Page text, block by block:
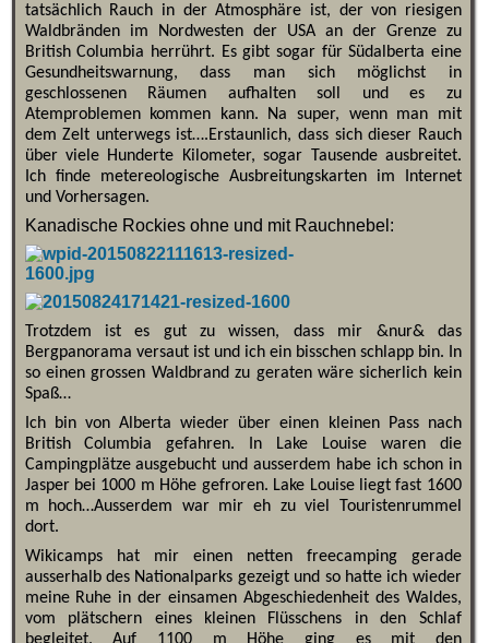
tatsächlich Rauch in der Atmosphäre ist, der von riesigen
Waldbränden im Nordwesten der USA an der Grenze zu
British Columbia herrührt. Es gibt sogar für Südalberta eine
Gesundheitswarnung, dass man sich möglichst in
geschlossenen Räumen aufhalten soll und es zu
Atemproblemen kommen kann. Na super, wenn man mit
dem Zelt unterwegs ist….Erstaunlich, dass sich dieser Rauch
über viele Hunderte Kilometer, sogar Tausende ausbreitet.
Ich finde metereologische Ausbreitungskarten im Internet
und Vorhersagen.
Kanadische Rockies ohne und mit Rauchnebel:
Trotzdem ist es gut zu wissen, dass mir &nur& das
Bergpanorama versaut ist und ich ein bisschen schlapp bin. In
so einen grossen Waldbrand zu geraten wäre sicherlich kein
Spaß…
Ich bin von Alberta wieder über einen kleinen Pass nach
British Columbia gefahren. In Lake Louise waren die
Campingplätze ausgebucht und ausserdem habe ich schon in
Jasper bei 1000 m Höhe gefroren. Lake Louise liegt fast 1600
m hoch…Ausserdem war mir eh zu viel Touristenrummel
dort.
Wikicamps hat mir einen netten freecamping gerade
ausserhalb des Nationalparks gezeigt und so hatte ich wieder
meine Ruhe in der einsamen Abgeschiedenheit des Waldes,
vom plätschern eines kleinen Flüsschens in den Schlaf
begleitet. Auf 1100 m Höhe ging es mit den